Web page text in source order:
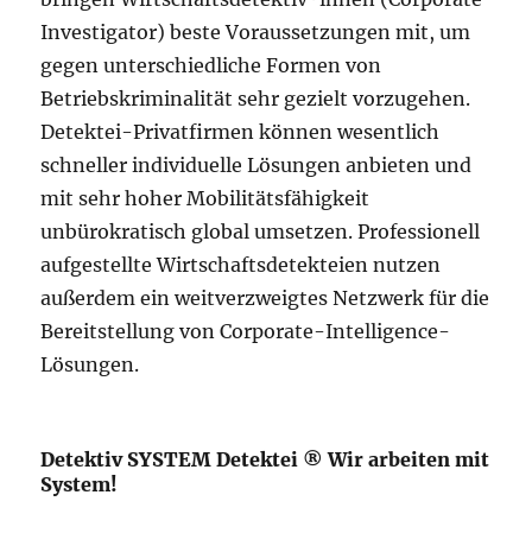
Investigator) beste Voraussetzungen mit, um
gegen unterschiedliche Formen von
Betriebskriminalität sehr gezielt vorzugehen.
Detektei-Privatfirmen können wesentlich
schneller individuelle Lösungen anbieten und
mit sehr hoher Mobilitätsfähigkeit
unbürokratisch global umsetzen. Professionell
aufgestellte Wirtschaftsdetekteien nutzen
außerdem ein weitverzweigtes Netzwerk für die
Bereitstellung von Corporate-Intelligence-
Lösungen.
Detektiv SYSTEM Detektei ® Wir arbeiten mit
System!